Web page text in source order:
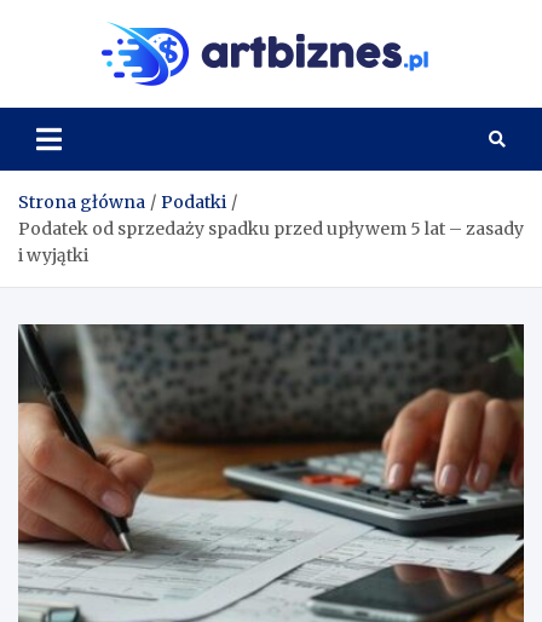
Strona główna
Podatki
Podatek od sprzedaży spadku przed upływem 5 lat – zasady
i wyjątki